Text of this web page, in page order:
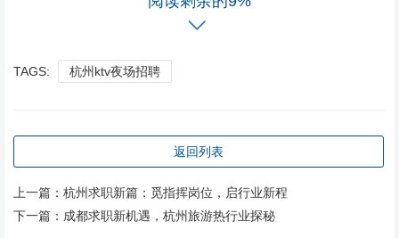
州互联网公司，仅2家回复，其中1家还是外包岗位。* ### *
聘（杭州版）** **优势**：直聊模式缩短沟通链路，杭州互
职者。 *数据：2023年杭州用户调研显示，通过BOSS直聘
猎聘（杭州中高端岗位）** **优势**：聚焦年薪15万+岗
位，杭州金融、生物医药领域资源丰富，提供职业规划等增
TAGS: 杭州ktv夜场招聘
返回列表
上一篇： 杭州求职新篇：觅指挥岗位，启行业新程
下一篇： 成都求职新机遇，杭州旅游热行业探秘